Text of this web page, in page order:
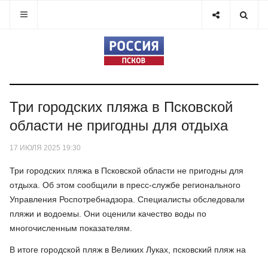
Три городских пляжа в Псковской
области не пригодны для отдыха
17 ИЮЛЯ 2025 19:30
Три городских пляжа в Псковской области не пригодны для
отдыха. Об этом сообщили в пресс-службе регионального
Управления Роспотребнадзора. Специалисты обследовали
пляжи и водоемы. Они оценили качество воды по
многочисленным показателям.
В итоге городской пляж в Великих Луках, псковский пляж на